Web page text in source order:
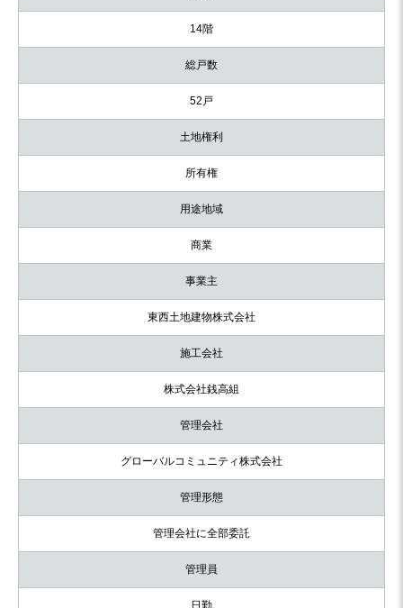
14階
総戸数
52戸
土地権利
所有権
用途地域
商業
事業主
東西土地建物株式会社
施工会社
株式会社銭高組
管理会社
グローバルコミュニティ株式会社
管理形態
管理会社に全部委託
管理員
日勤